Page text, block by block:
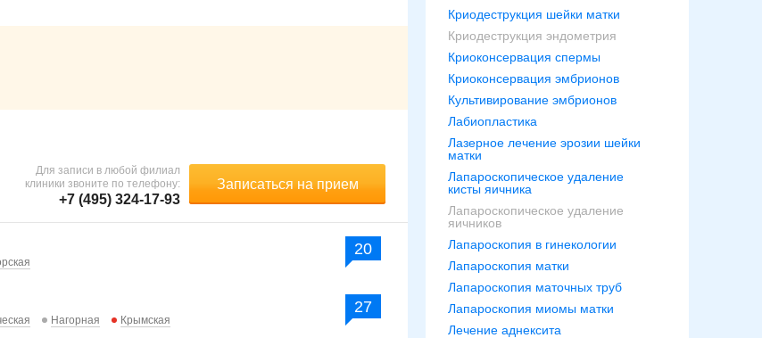
Записаться на прием
Для записи в любой филиал
клиники звоните по телефону:
+7 (495) 324-17-93
20
27
Нагорная Крымская
Криодеструкция шейки матки
Криодеструкция эндометрия
Криоконсервация спермы
Криоконсервация эмбрионов
Культивирование эмбрионов
Лабиопластика
Лазерное лечение эрозии шейки
матки
Лапароскопическое удаление
кисты яичника
Лапароскопическое удаление
яичников
Лапароскопия в гинекологии
Лапароскопия матки
Лапароскопия маточных труб
Лапароскопия миомы матки
Лечение аднексита